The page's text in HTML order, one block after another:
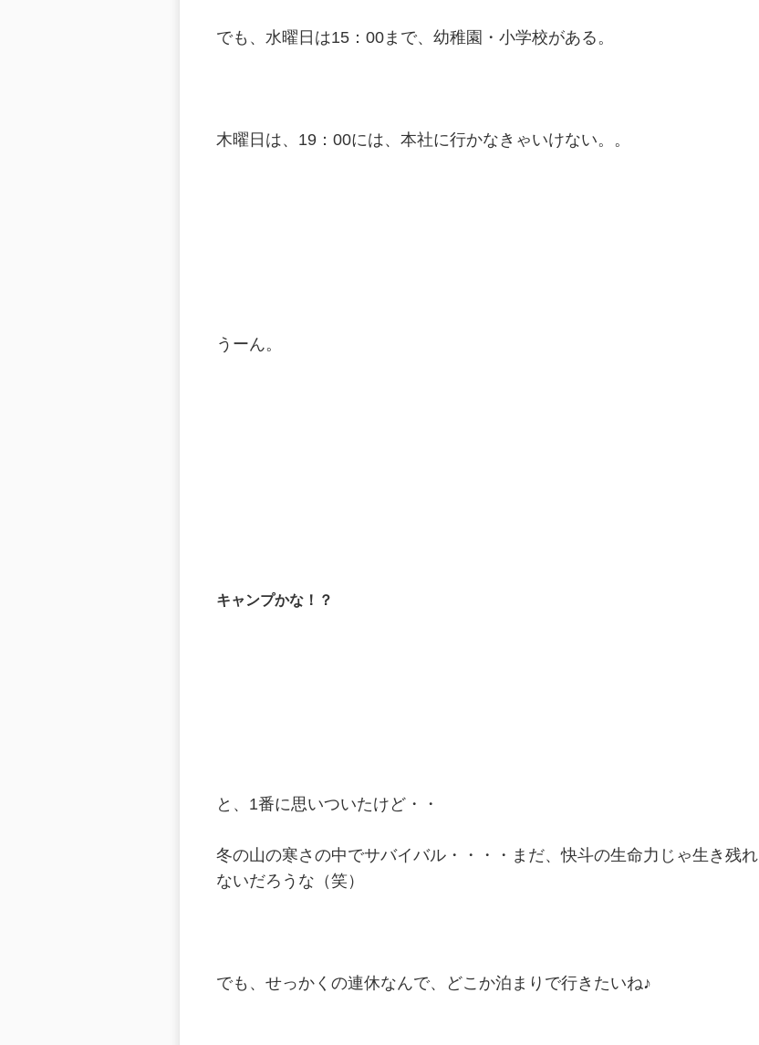
でも、水曜日は15：00まで、幼稚園・小学校がある。
木曜日は、19：00には、本社に行かなきゃいけない。。
うーん。
キャンプかな！？
と、1番に思いついたけど・・
冬の山の寒さの中でサバイバル・・・・まだ、快斗の生命力じゃ生き残れ
ないだろうな（笑）
でも、せっかくの連休なんで、どこか泊まりで行きたいね♪